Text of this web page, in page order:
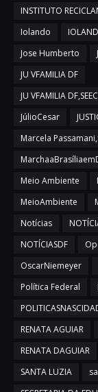
INSTITUTO
Iolando
Jose Humberto
JU VFAMILIA DF
JU VFAMILIA
JúlioCesar
Marcela
Meio Ambiente
MeioAmbiente
Notícias
NOTÍCIASDF
OscarNiemeyer
Política Federal
RENATA AGUIAR
RENATA DAGUIAR
SANTA LUZIA